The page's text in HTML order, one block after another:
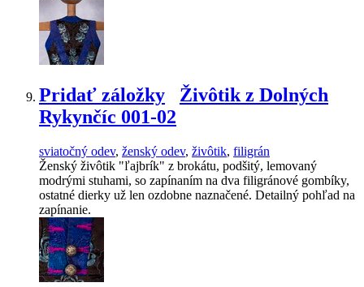
Pridať záložky
Živôtik z Dolných
Rykynčíc 001-02
sviatočný odev, ženský odev, živôtik, filigrán
Ženský živôtik "ľajbrík" z brokátu, podšitý, lemovaný
modrými stuhami, so zapínaním na dva filigránové gombíky,
ostatné dierky už len ozdobne naznačené. Detailný pohľad na
zapínanie.